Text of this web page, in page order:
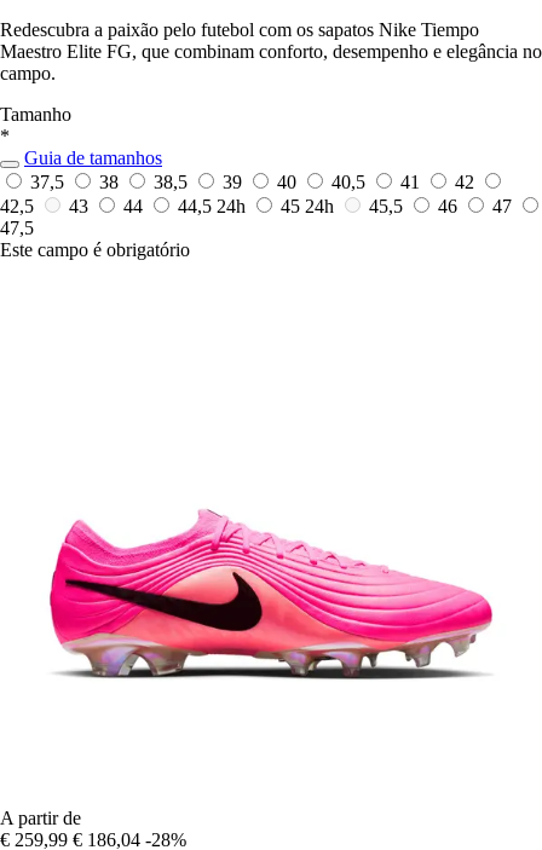
Redescubra a paixão pelo futebol com os sapatos Nike Tiempo
Maestro Elite FG, que combinam conforto, desempenho e elegância no
campo.
Tamanho
*
Guia de tamanhos
37,5
38 38,5 39 40 40,5 41
42
42,5
43 44 44,5 24h 45 24h 45,5 46
47
47,5
Este campo é obrigatório
A partir de
€ 259,99 € 186,04 -28%